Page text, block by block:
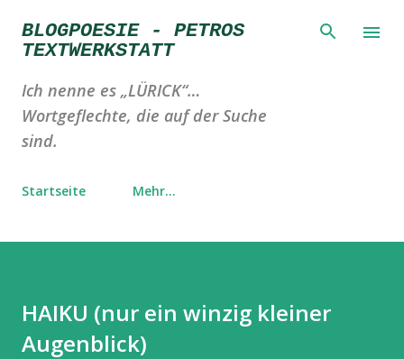
Direkt zum Hauptbereich
BLOGPOESIE - PETROS
TEXTWERKSTATT
Ich nenne es „LÜRICK“…
Wortgeflechte, die auf der Suche
sind.
Startseite Mehr…
HAIKU (nur ein winzig kleiner
Augenblick)